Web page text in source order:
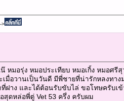
>
หมอรุ่ง หมอประเทียบ หมอเกิ้ง หมอศ
เมื่อวานเป็นวันดี มีพี่ชายที่น่ารักหลงทา
ฝาง และได้ต้อนรับขับไล่ ขอโทษครับเ
สุดหล่อพี่ตู่ Vet 53 ครึ่ง ครับผม